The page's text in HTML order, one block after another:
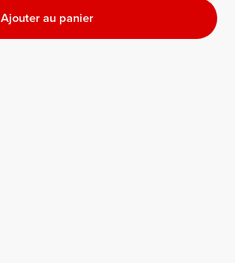
Ajouter au panier